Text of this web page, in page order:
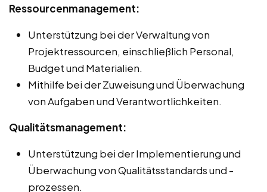
Ressourcenmanagement:
Unterstützung bei der Verwaltung von
Projektressourcen, einschließlich Personal,
Budget und Materialien.
Mithilfe bei der Zuweisung und Überwachung
von Aufgaben und Verantwortlichkeiten.
Qualitätsmanagement:
Unterstützung bei der Implementierung und
Überwachung von Qualitätsstandards und -
prozessen.